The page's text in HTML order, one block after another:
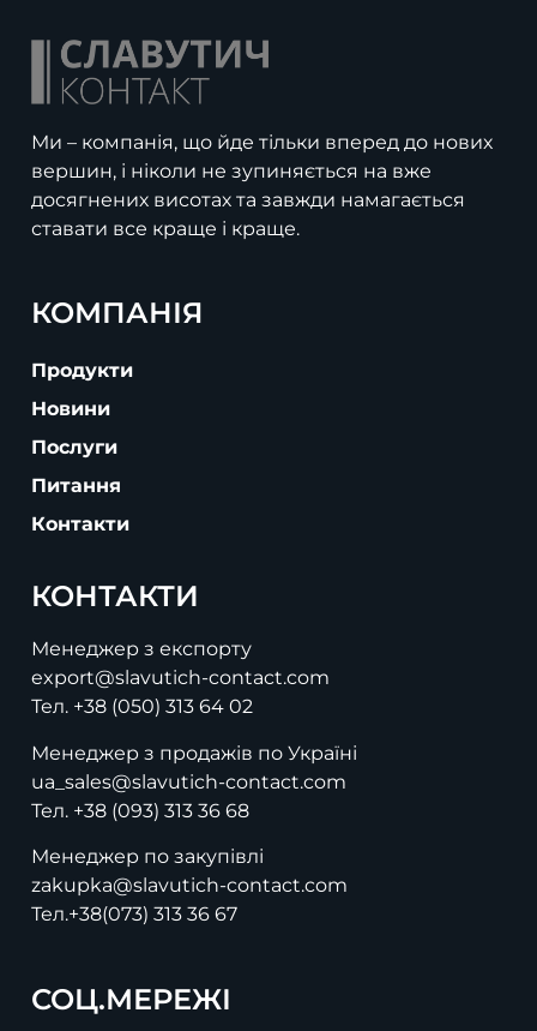
Ми – компанія, що йде тільки вперед до нових
вершин, і ніколи не зупиняється на вже
досягнених висотах та завжди намагається
ставати все краще і краще.
КОМПАНІЯ
Продукти
Новини
Послуги
Питання
Контакти
КОНТАКТИ
Менеджер з експорту
export@slavutich-contact.com
Тел. +38 (050) 313 64 02
Менеджер з продажів по Україні
ua_sales@slavutich-contact.com
Тел. +38 (093) 313 36 68
Менеджер по закупівлі
zakupka@slavutich-contact.com
Тел.+38(073) 313 36 67
СОЦ.МЕРЕЖІ